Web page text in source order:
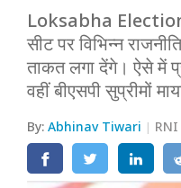
क्राइम
शिक्षा
Loksabha Election
सीट पर विभिन्न
ताकत लगा देंगे। ऐसे में
वहीं बीएसपी सुप्रीमों
By:Abhinav Tiwari
वाराणसी
अयोध्या
अलीगढ़
मथुरा